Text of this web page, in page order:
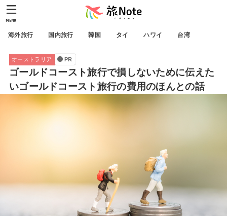
海外旅行 国内旅行 韓国 タイ ハワイ 台湾
MENU
オーストラリア PR
ゴールドコースト旅行で損しないために伝えた
いゴールドコースト旅行の費用のほんとの話